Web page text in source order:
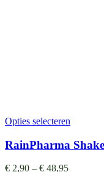
Opties selecteren
RainPharma
€ 2,90 – € 48,95